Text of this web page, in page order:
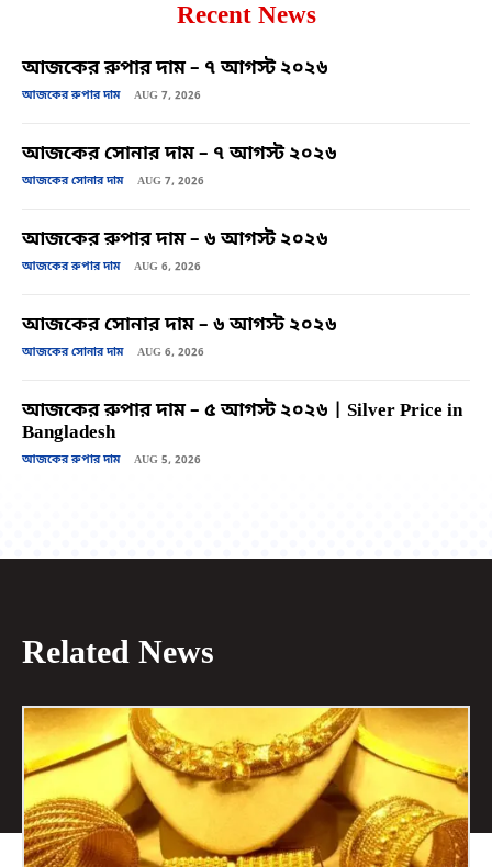
Recent News
আজকের রুপার দাম – ৭ আগস্ট ২০২৬
আজকের রুপার দাম AUG 7, 2026
আজকের সোনার দাম – ৭ আগস্ট ২০২৬
আজকের সোনার দাম AUG 7, 2026
আজকের রুপার দাম – ৬ আগস্ট ২০২৬
আজকের রুপার দাম AUG 6, 2026
আজকের সোনার দাম – ৬ আগস্ট ২০২৬
আজকের সোনার দাম AUG 6, 2026
আজকের রুপার দাম – ৫ আগস্ট ২০২৬ | Silver Price in
Bangladesh
আজকের রুপার দাম AUG 5, 2026
Related News